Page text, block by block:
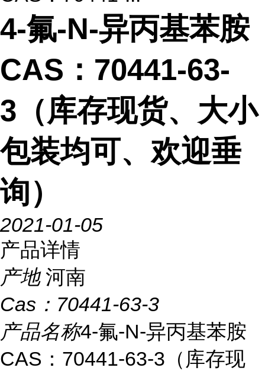
4-氟-N-异丙基苯胺
CAS：70441-63-
3（库存现货、大小
包装均可、欢迎垂
询）
2021-01-05
产品详情
产地 河南
Cas： 70441-63-3
产品名称4-氟-N-异丙基苯胺
CAS：70441-63-3（库存现